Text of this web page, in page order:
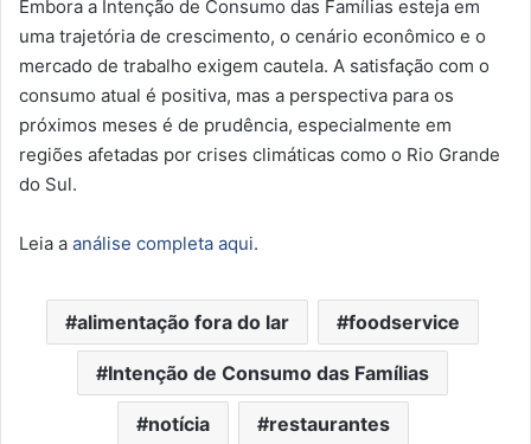
Embora a Intenção de Consumo das Famílias esteja em
uma trajetória de crescimento, o cenário econômico e o
mercado de trabalho exigem cautela. A satisfação com o
consumo atual é positiva, mas a perspectiva para os
próximos meses é de prudência, especialmente em
regiões afetadas por crises climáticas como o Rio Grande
do Sul.
Leia a análise completa aqui.
alimentação fora do lar foodservice
Intenção de Consumo das Famílias
notícia restaurantes